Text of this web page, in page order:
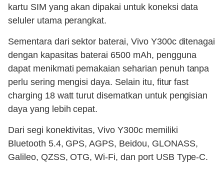
kartu SIM yang akan dipakai untuk koneksi data
seluler utama perangkat.
Sementara dari sektor baterai, Vivo Y300c ditenagai
dengan kapasitas baterai 6500 mAh, pengguna
dapat menikmati pemakaian seharian penuh tanpa
perlu sering mengisi daya. Selain itu, fitur fast
charging 18 watt turut disematkan untuk pengisian
daya yang lebih cepat.
Dari segi konektivitas, Vivo Y300c memiliki
Bluetooth 5.4, GPS, AGPS, Beidou, GLONASS,
Galileo, QZSS, OTG, Wi-Fi, dan port USB Type-C.